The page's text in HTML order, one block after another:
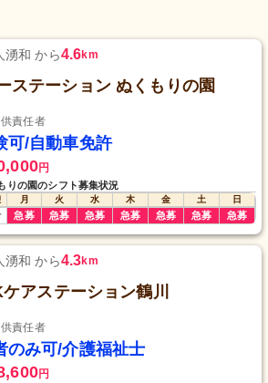
湧和 から4.6km
ステーション ぬくもりの園
責任者
可/自動車免許
円
りの園のシフト募集状況
月 火 水 木 金 土
日
急募 急募 急募 急募 急募 急募 急募
湧和 から4.3km
アステーション鶴川
責任者
のみ可/介護福祉士
円